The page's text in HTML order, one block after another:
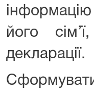
інформацію
його
декларації.